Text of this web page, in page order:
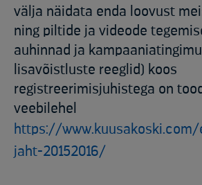
välja näidata enda loovust
ning piltide ja videode
auhinnad ja
lisavõistluste reeglid) koos
registreerimisjuhistega on
veebilehel
https://
jaht-20152016/